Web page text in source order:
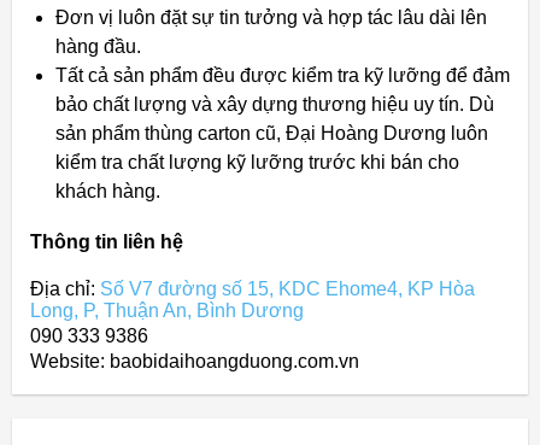
Đơn vị luôn đặt sự tin tưởng và hợp tác lâu dài lên
hàng đầu.
Tất cả sản phẩm đều được kiểm tra kỹ lưỡng để đảm
bảo chất lượng và xây dựng thương hiệu uy tín. Dù
sản phẩm thùng carton cũ, Đại Hoàng Dương luôn
kiểm tra chất lượng kỹ lưỡng trước khi bán cho
khách hàng.
Thông tin liên hệ
Địa chỉ: Số V7 đường số 15, KDC Ehome4, KP Hòa
Long, P, Thuận An, Bình Dương
090 333 9386
Website: baobidaihoangduong.com.vn